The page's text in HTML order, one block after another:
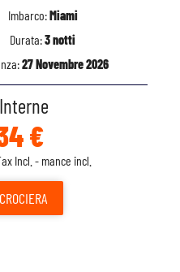
Imbarco:Miami
Durata:3 notti
27 Novembre 2026
€
Incl. - mance incl.
CROCIERA